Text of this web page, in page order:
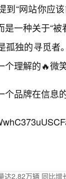
到“网站你应
一种关于“
孤独的寻觅
个理解的🔥微
个品牌在信息
达2.82万辆 同比增